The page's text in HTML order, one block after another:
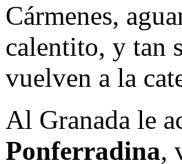
Cármenes,
calentito, y tan
vuelven a la
Al Granada le
Ponferradina,